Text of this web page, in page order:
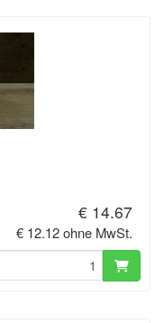
€ 14.67
€ 12.12 ohne MwSt.